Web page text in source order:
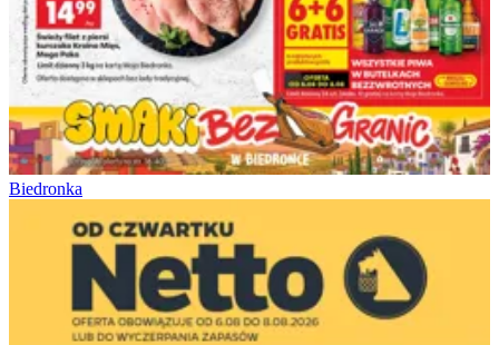
Biedronka